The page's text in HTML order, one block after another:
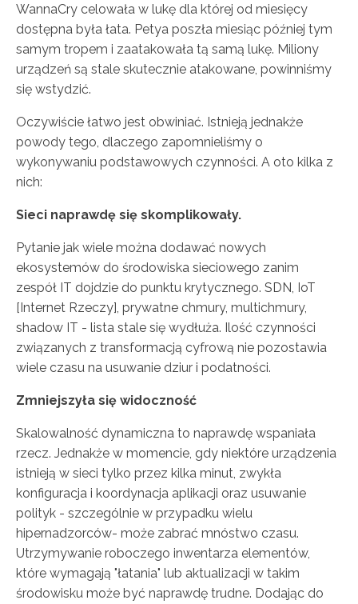
WannaCry celowała w lukę dla której od miesięcy
dostępna była łata. Petya poszła miesiąc później tym
samym tropem i zaatakowała tą samą lukę. Miliony
urządzeń są stale skutecznie atakowane, powinniśmy
się wstydzić.
Oczywiście łatwo jest obwiniać. Istnieją jednakże
powody tego, dlaczego zapomnieliśmy o
wykonywaniu podstawowych czynności. A oto kilka z
nich:
Sieci naprawdę się skomplikowały.
Pytanie jak wiele można dodawać nowych
ekosystemów do środowiska sieciowego zanim
zespół IT dojdzie do punktu krytycznego. SDN, IoT
[Internet Rzeczy], prywatne chmury, multichmury,
shadow IT - lista stale się wydłuża. Ilość czynności
związanych z transformacją cyfrową nie pozostawia
wiele czasu na usuwanie dziur i podatności.
Zmniejszyła się widoczność
Skalowalność dynamiczna to naprawdę wspaniała
rzecz. Jednakże w momencie, gdy niektóre urządzenia
istnieją w sieci tylko przez kilka minut, zwykła
konfiguracja i koordynacja aplikacji oraz usuwanie
polityk - szczególnie w przypadku wielu
hipernadzorców- może zabrać mnóstwo czasu.
Utrzymywanie roboczego inwentarza elementów,
które wymagają "łatania" lub aktualizacji w takim
środowisku może być naprawdę trudne. Dodając do